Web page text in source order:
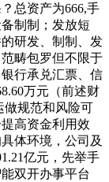
总资产为666,手
制制；发放短
研发、制制、发
畴包罗但不限于
行承兑汇票、信
万元（前述财
做规范和风险可
高资金利用效
体环境，公司及
亿元，先举手
双开办事平台